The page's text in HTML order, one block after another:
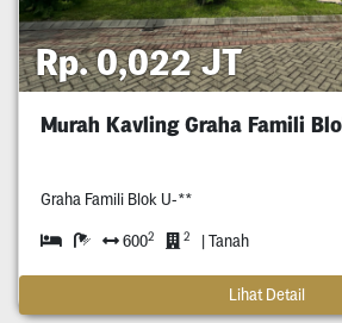
Rp. 0,022 JT
Murah Kavling Graha Famili
Graha Famili Blok U-**
6002 2 | Tanah
Lihat Detail